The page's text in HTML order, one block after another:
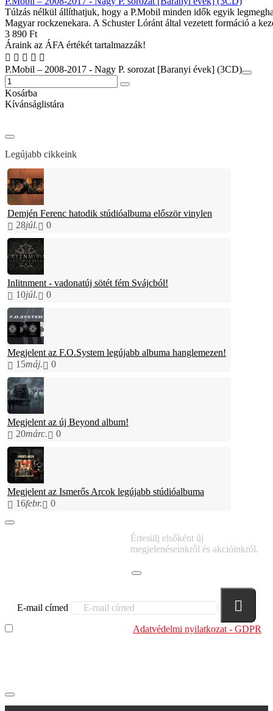
Túlzás nélkül állíthatjuk, hogy a P.Mobil minden idők egyik
Magyar rockzenekara. A Schuster Lóránt által vezetett formáció a
3 890 Ft
Áraink az ÁFA értékét tartalmazzák!
P.Mobil – 2008-2017 - Nagy P. sorozat [Baranyi évek] (3CD)
Kosárba
Kívánságlistára
Legújabb cikkeink
Demjén Ferenc hatodik stúdióalbuma először vinylen
28júl. 0
Inlitnment - vadonatúj sötét fém Svájcból!
10júl. 0
Megjelent az F.O.System legújabb albuma hanglemezen!
15máj. 0
Megjelent az új Beyond album!
20márc. 0
Megjelent az Ismerős Arcok legújabb stúdióalbuma
16febr. 0
Értesülj elsőként új
megjelenéseinkről és akcióinkról.
E-mail címed
Adatvédelmi nyilatkozat - GDPR